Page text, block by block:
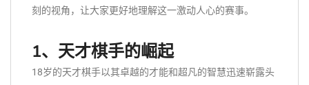
刻的视角，让大家更好地理解这一激动人心的赛事。
1、天才棋手的崛起
18岁的天才棋手以其卓越的才能和超凡的智慧迅速崭露头